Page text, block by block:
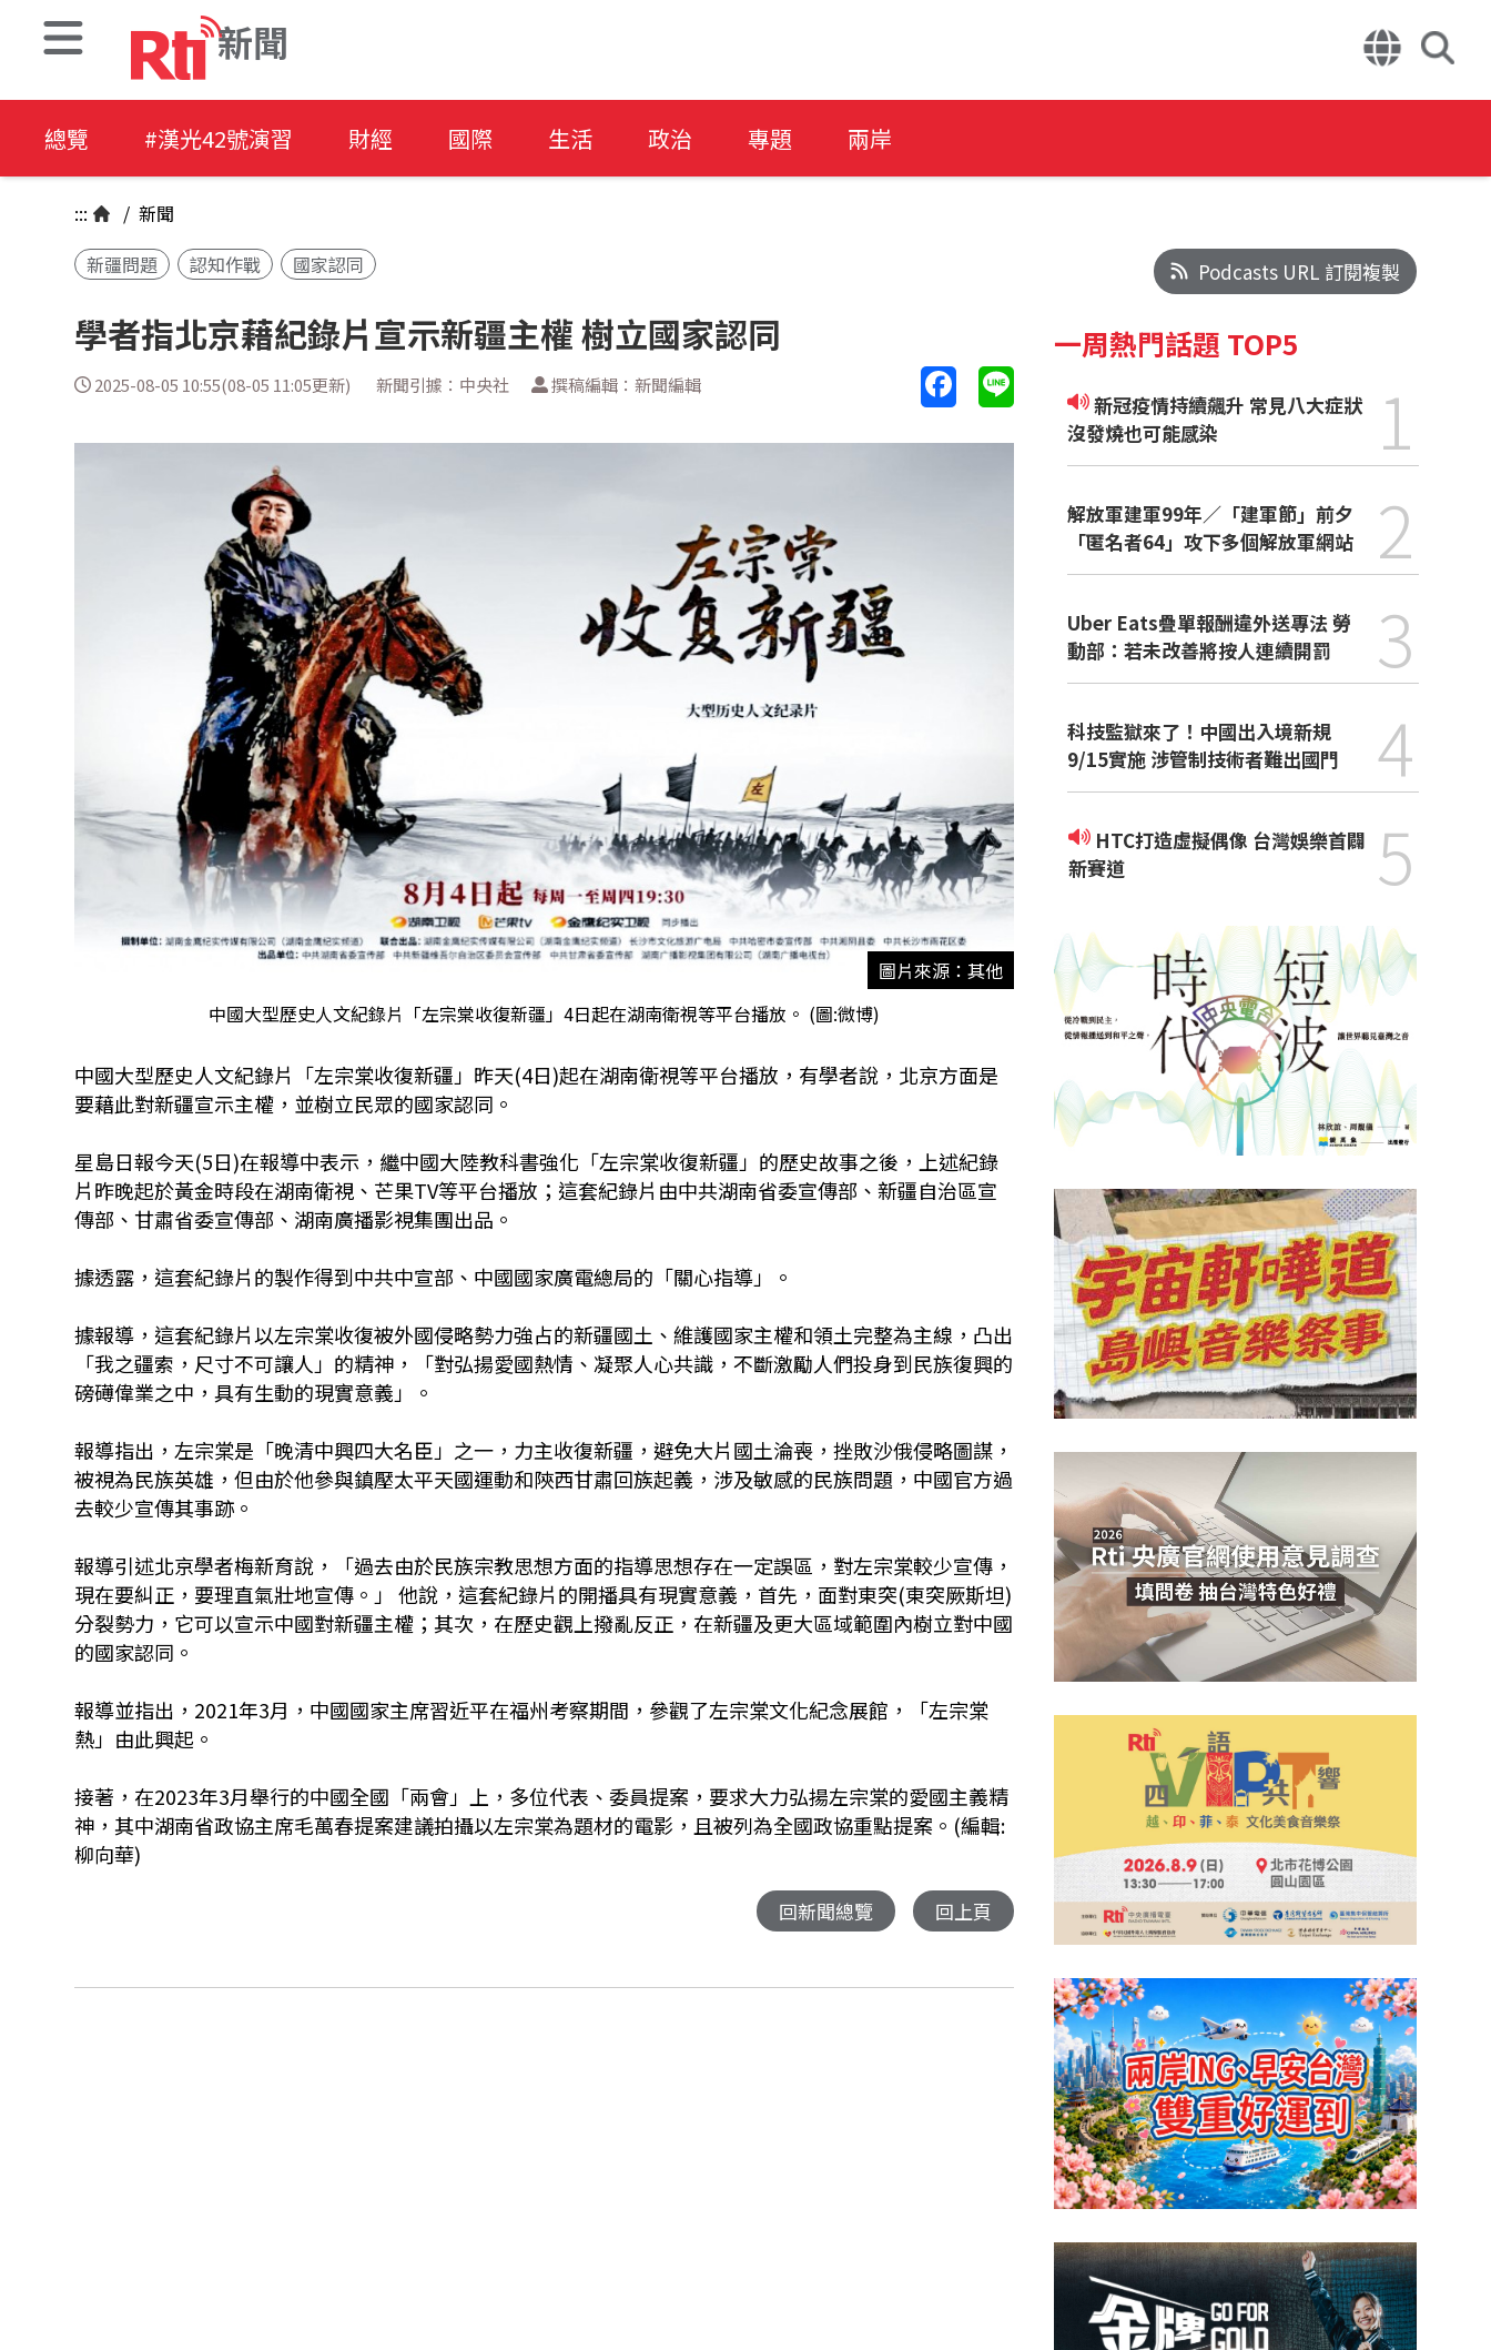
新聞
總覽 #漢光42號演習 財經 國際 生活 政治 專題 兩岸
::: / 新聞
新疆問題
認知作戰 國家認同
學者指北京藉紀錄片宣示新疆主權 樹立國家認同
2025-08-05 10:55(08-05 11:05更新) 新聞引據：中央社 撰稿編輯：新聞編輯
圖片來源：其他
中國大型歷史人文紀錄片「左宗棠收復新疆」4日起在湖南衛視等平台播放。 (圖:微博)
中國大型歷史人文紀錄片「左宗棠收復新疆」昨天(4日)起在湖南衛視等平台播放，有學者說，北京方面是
要藉此對新疆宣示主權，並樹立民眾的國家認同。
星島日報今天(5日)在報導中表示，繼中國大陸教科書強化「左宗棠收復新疆」的歷史故事之後，上述紀錄
片昨晚起於黃金時段在湖南衛視、芒果TV等平台播放；這套紀錄片由中共湖南省委宣傳部、新疆自治區宣
傳部、甘肅省委宣傳部、湖南廣播影視集團出品。
據透露，這套紀錄片的製作得到中共中宣部、中國國家廣電總局的「關心指導」。
據報導，這套紀錄片以左宗棠收復被外國侵略勢力強占的新疆國土、維護國家主權和領土完整為主線，凸出
「我之疆索，尺寸不可讓人」的精神，「對弘揚愛國熱情、凝聚人心共識，不斷激勵人們投身到民族復興的
磅礡偉業之中，具有生動的現實意義」。
報導指出，左宗棠是「晚清中興四大名臣」之一，力主收復新疆，避免大片國土淪喪，挫敗沙俄侵略圖謀，
被視為民族英雄，但由於他參與鎮壓太平天國運動和陝西甘肅回族起義，涉及敏感的民族問題，中國官方過
去較少宣傳其事跡。
報導引述北京學者梅新育說，「過去由於民族宗教思想方面的指導思想存在一定誤區，對左宗棠較少宣傳，
現在要糾正，要理直氣壯地宣傳。」 他說，這套紀錄片的開播具有現實意義，首先，面對東突(東突厥斯坦)
分裂勢力，它可以宣示中國對新疆主權；其次，在歷史觀上撥亂反正，在新疆及更大區域範圍內樹立對中國
的國家認同。
報導並指出，2021年3月，中國國家主席習近平在福州考察期間，參觀了左宗棠文化紀念展館，「左宗棠
熱」由此興起。
接著，在2023年3月舉行的中國全國「兩會」上，多位代表、委員提案，要求大力弘揚左宗棠的愛國主義精
神，其中湖南省政協主席毛萬春提案建議拍攝以左宗棠為題材的電影，且被列為全國政協重點提案。(編輯:
柳向華)
回新聞總覽 回上頁
Podcasts URL 訂閱複製
一周熱門話題 TOP5
新冠疫情持續飆升 常見八大症狀
沒發燒也可能感染
1
解放軍建軍99年／「建軍節」前夕
「匿名者64」攻下多個解放軍網站
2
Uber Eats疊單報酬違外送專法 勞
動部：若未改善將按人連續開罰
3
科技監獄來了！中國出入境新規
9/15實施 涉管制技術者難出國門
4
新賽道
5